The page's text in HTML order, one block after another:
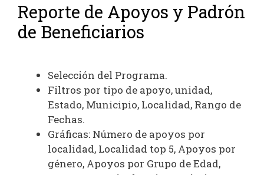
Reporte de Apoyos y Padrón
de Beneficiarios
Selección del Programa.
Filtros por tipo de apoyo, unidad,
Estado, Municipio, Localidad, Rango de
Fechas.
Gráficas: Número de apoyos por
localidad, Localidad top 5, Apoyos por
género, Apoyos por Grupo de Edad,